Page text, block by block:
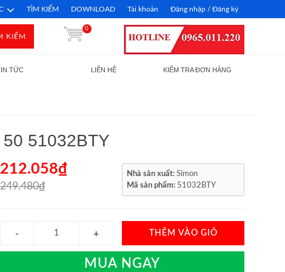
TÌM KIẾM DOWNLOAD Tài khoản Đăng nhập / Đăng ký
KIẾM
0
TỨC LIÊN HỆ KIỂM TRA ĐƠN HÀNG
51032BTY
212.058₫
249.480₫
Nhà sản xuất:Simon
Mã sản phẩm: 51032BTY
THÊM VÀO GIỎ
MUA NGAY